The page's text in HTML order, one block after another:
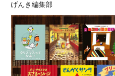
げんき編集部